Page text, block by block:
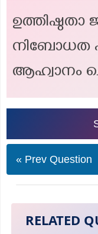
ഉത്തിഷ്ഠതാ
നിബോധത
ആഹ്വാനം
« Prev Question
RELATED